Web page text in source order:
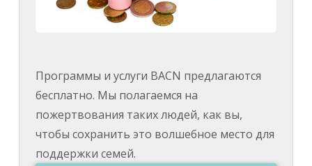
Программы и услуги BACN предлагаются
бесплатно. Мы полагаемся на
пожертвования таких людей, как вы,
чтобы сохранить это волшебное место для
поддержки семей.